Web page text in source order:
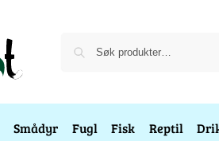
Smådyr Fugl Fisk Reptil